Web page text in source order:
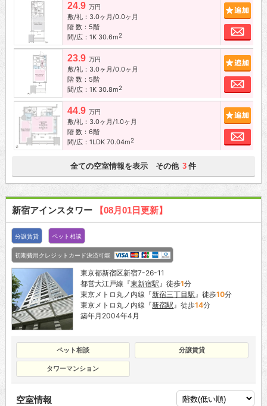
24.9 万円
敷/礼：3.0ヶ月/0.0ヶ月
階 数：5階
間/広：1K 30.6m2
お
23.9 万円
敷/礼：3.0ヶ月/0.0ヶ月
階 数：5階
間/広：1K 30.8m2
お
44.9 万円
敷/礼：3.0ヶ月/1.0ヶ月
階 数：6階
間/広：1LDK 70.04m2
お
全ての空室情報を表示 その他 3 件
新宿アインスタワー 【08月01日更新】
分譲賃貸 ペット相談
初期費用クレジットカード決済可能
東京都新宿区新宿7-26-11
都営大江戸線『東新宿駅』徒歩1分
東京メトロ丸ノ内線『新宿三丁目駅』徒歩10分
東京メトロ丸ノ内線『新宿駅』徒歩14分
築年月2004年4月
ペット相談 分譲賃貸
タワーマンション
空室情報